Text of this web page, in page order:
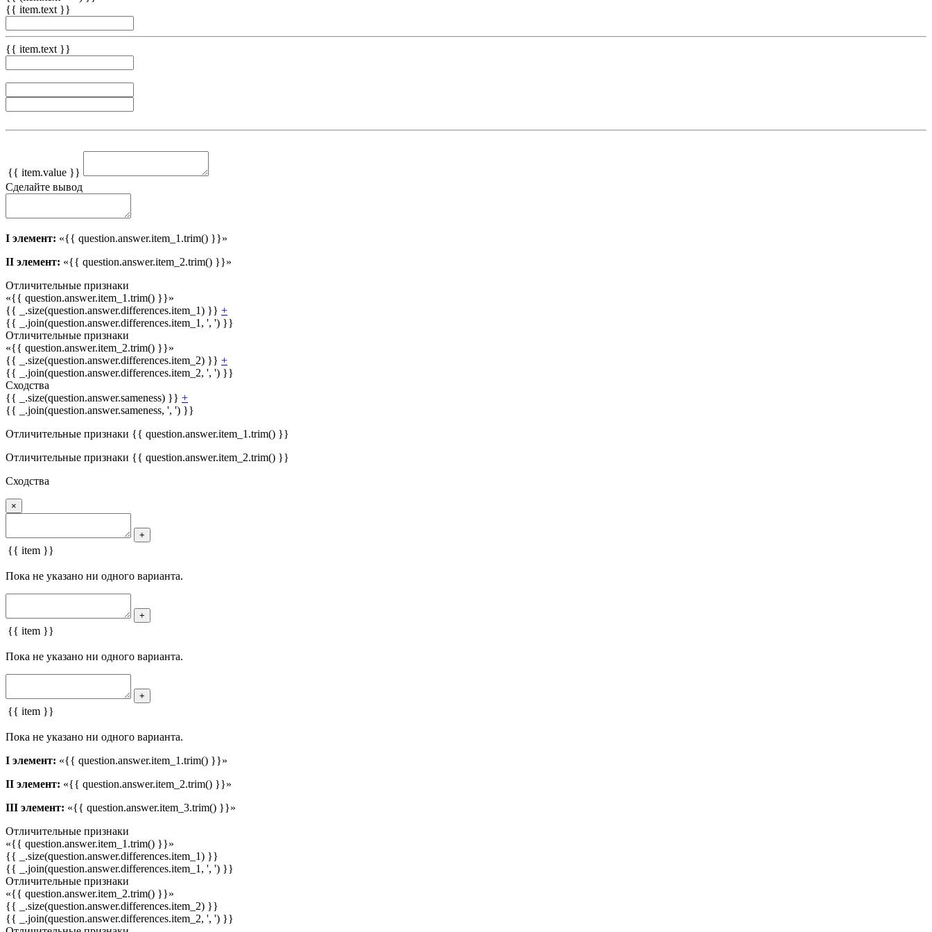
{{ item.text }}
{{ item.text }}
{{ item.value }}
Сделайте вывод
I элемент: «{{ question.answer.item_1.trim() }}»
II элемент: «{{ question.answer.item_2.trim() }}»
Отличительные признаки
«{{ question.answer.item_1.trim() }}»
{{ _.size(question.answer.differences.item_1) }} +
{{ _.join(question.answer.differences.item_1, ', ') }}
Отличительные признаки
«{{ question.answer.item_2.trim() }}»
{{ _.size(question.answer.differences.item_2) }} +
{{ _.join(question.answer.differences.item_2, ', ') }}
Сходства
{{ _.size(question.answer.sameness) }} +
{{ _.join(question.answer.sameness, ', ') }}
Отличительные признаки {{ question.answer.item_1.trim() }}
Отличительные признаки {{ question.answer.item_2.trim() }}
Сходства
×
+
{{ item }}
Пока не указано ни одного варианта.
+
{{ item }}
Пока не указано ни одного варианта.
+
{{ item }}
Пока не указано ни одного варианта.
I элемент: «{{ question.answer.item_1.trim() }}»
II элемент: «{{ question.answer.item_2.trim() }}»
III элемент: «{{ question.answer.item_3.trim() }}»
Отличительные признаки
«{{ question.answer.item_1.trim() }}»
{{ _.size(question.answer.differences.item_1) }}
{{ _.join(question.answer.differences.item_1, ', ') }}
Отличительные признаки
«{{ question.answer.item_2.trim() }}»
{{ _.size(question.answer.differences.item_2) }}
{{ _.join(question.answer.differences.item_2, ', ') }}